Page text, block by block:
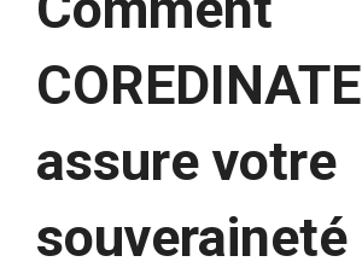
COREDINATE
assure votre
souveraineté